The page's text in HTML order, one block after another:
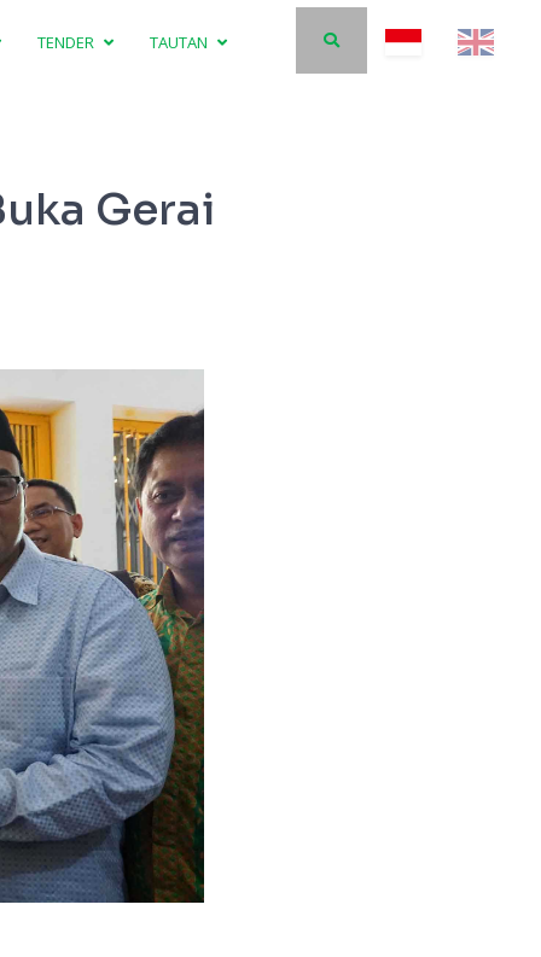
TENDER TAUTAN
Gerai